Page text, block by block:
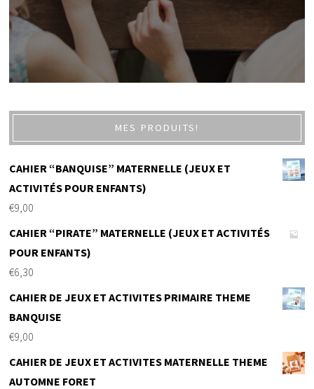
MES PRODUITS!
CAHIER “BANQUISE” MATERNELLE (JEUX ET
ACTIVITÉS POUR ENFANTS)
€9,00
CAHIER “PIRATE” MATERNELLE (JEUX ET ACTIVITÉS
POUR ENFANTS)
€6,30
CAHIER DE JEUX ET ACTIVITES PRIMAIRE THEME
BANQUISE
€9,00
CAHIER DE JEUX ET ACTIVITES MATERNELLE THEME
AUTOMNE FORET